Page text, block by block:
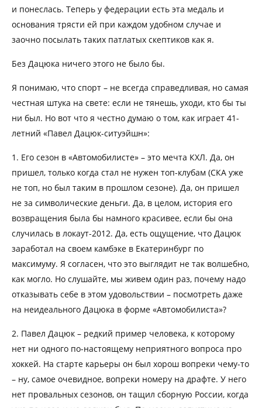
и понеслась. Теперь у федерации есть эта медаль и
основания трясти ей при каждом удобном случае и
заочно посылать таких патлатых скептиков как я.
Без Дацюка ничего этого не было бы.
Я понимаю, что спорт – не всегда справедливая, но самая
честная штука на свете: если не тянешь, уходи, кто бы ты
ни был. Но вот что я честно думаю о том, как играет 41-
летний «Павел Дацюк-ситуэйшн»:
1. Его сезон в «Автомобилисте» – это мечта КХЛ. Да, он
пришел, только когда стал не нужен топ-клубам (СКА уже
не топ, но был таким в прошлом сезоне). Да, он пришел
не за символические деньги. Да, в целом, история его
возвращения была бы намного красивее, если бы она
случилась в локаут-2012. Да, есть ощущение, что Дацюк
заработал на своем камбэке в Екатеринбург по
максимуму. Я согласен, что это выглядит не так волшебно,
как могло. Но слушайте, мы живем один раз, почему надо
отказывать себе в этом удовольствии – посмотреть даже
на неидеального Дацюка в форме «Автомобилиста»?
2. Павел Дацюк – редкий пример человека, к которому
нет ни одного по-настоящему неприятного вопроса про
хоккей. На старте карьеры он был хорош вопреки чему-то
– ну, самое очевидное, вопреки номеру на драфте. У него
нет провальных сезонов, он тащил сборную России, когда